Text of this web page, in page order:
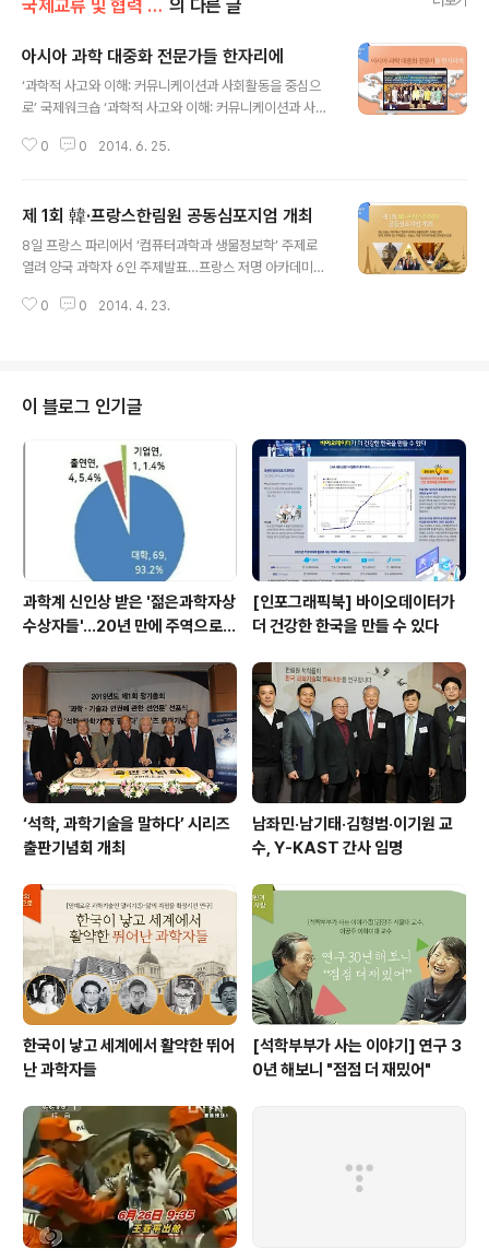
국제교류 및 협력 증진/국제심포지엄 의 다른 글
아시아 과학 대중화 전문가들 한자리에
‘과학적 사고와 이해: 커뮤니케이션과 사회활동을 중심으
로’ 국제워크숍 ‘과학적 사고와 이해: 커뮤니케이션과 사회
munication and Science Outreach)를 주제로 한 국
에서 성황리에 개최되었다. 한국과학기술한림원과 말레이
시아한림원 (Academy of Sciences Malaysia, AS
M)이 공동 주최한 이번 워크숍에서는 아시아 지역의 과학
학적 사고와 이해 증진방안이 논의되었다. 국제한림원연합
0 0 2014. 6. 25.
제 1회 韓·프랑스한림원 공동심포지엄 개최
8일 프랑스 파리에서 ‘컴퓨터과학과 생물정보학’ 주제로
열려 양국 과학자 6인 주제발표…프랑스 저명 아카데미회
스한림원 (The French Academy of Sciences, FA
정보학 (Computing Science and Bioinformatic
s)’을 주제로 개최된 이번 심포지엄에는 제라드 베리 (Gér
ard Berry) 콜레주드프랑스 (Collège de France) 교
수를 비롯해 올리비에 포즈하 (Olivier Faugeras) 프랑
스 국립정보기술자동..
0 0 2014. 4. 23.
이 블로그 인기글
과학계 신인상 받은 '젊은과학자상
수상자들'…20년 만에 주역으로
[인포그래픽북] 바이오데이터가
더 건강한 한국을 만들 수 있다
‘석학, 과학기술을 말하다’ 시리즈
출판기념회 개최
남좌민·남기태·김형범·이기원 교
수, Y-KAST 간사 임명
한국이 낳고 세계에서 활약한 뛰어
난 과학자들
[석학부부가 사는 이야기] 연구 3
0년 해보니 "점점 더 재밌어"